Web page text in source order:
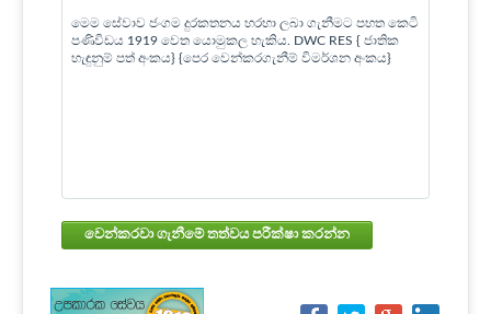
මෙම සේවාව ජංගම දුරකතනය හරහා ලබා ගැනීමට පහත කෙටි
පණිවිඩය 1919 වෙත යොමුකල හැකිය. DWC RES { ජාතික
හැඳුනුම් පත් අංකය} {පෙර වෙන්කරගැනීම් විමර්ශන අංකය}
වෙන්කරවා ගැනීමේ තත්වය පරීක්ෂා කරන්න